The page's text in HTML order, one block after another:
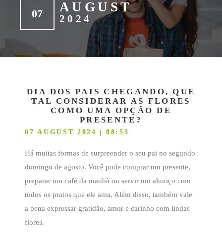
07 AUGUST
2024
DIA DOS PAIS CHEGANDO, QUE
TAL CONSIDERAR AS FLORES
COMO UMA OPÇÃO DE
PRESENTE?
07 AUGUST 2024 | 08:53
Há muitas formas de surpreender o seu pai no segundo
domingo de agosto. Você pode comprar um presente,
preparar um café da manhã ou servir um almoço com
todos os pratos que ele ama. Além disso, também vale
a pena expressar gratidão, amor e carinho com lindas
flores.